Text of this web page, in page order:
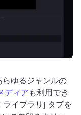
ゆるジャンルの
ディアも利用でき
イブラリ] タブを